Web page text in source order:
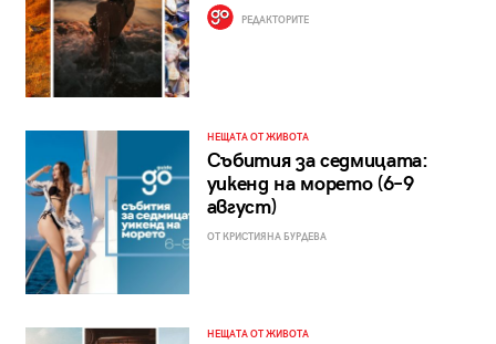
РЕДАКТОРИТЕ
НЕЩАТА ОТ ЖИВОТА
Събития за седмицата:
уикенд на морето (6–9
август)
ОТ КРИСТИЯНА БУРДЕВА
НЕЩАТА ОТ ЖИВОТА